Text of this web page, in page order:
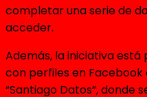
completar una serie de
acceder.
Además, la iniciativa
con perfiles en
“Santiago Datos”, donde